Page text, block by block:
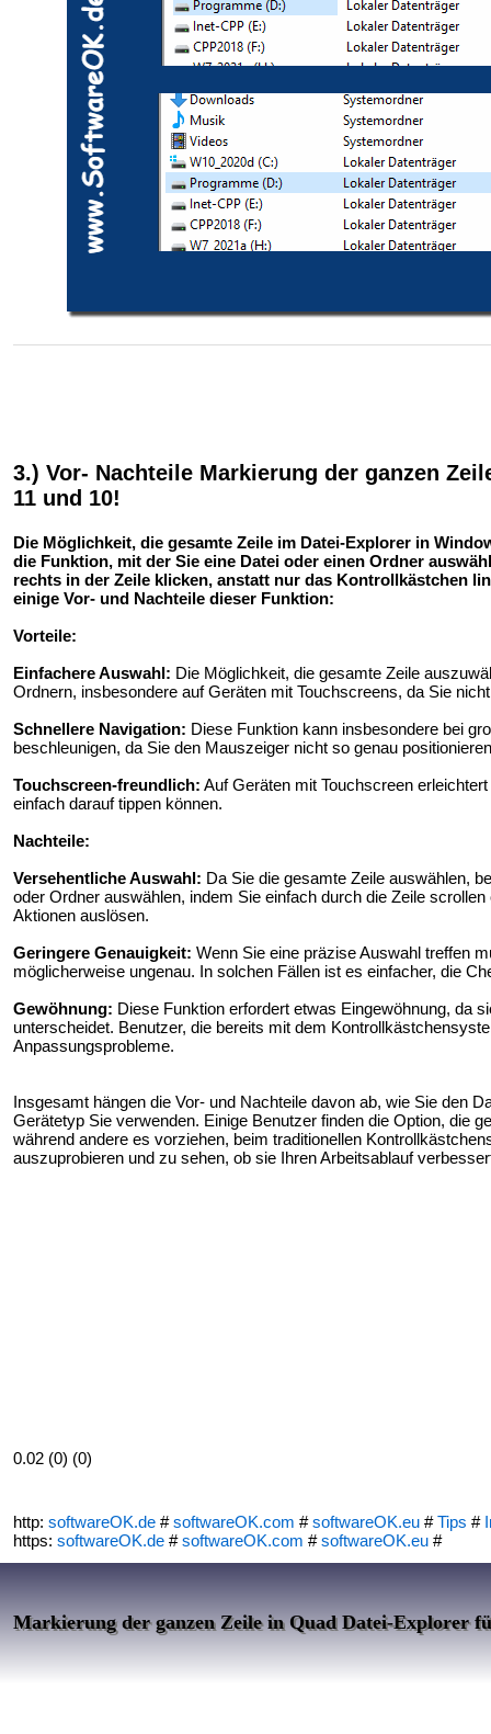
3.) Vor- Nachteile Markierung der ganzen
11 und 10!
Die Möglichkeit, die gesamte Zeile im Datei-Explorer in
die Funktion, mit der Sie eine Datei oder einen Ordner
rechts in der Zeile klicken, anstatt nur das Kontrollkästchen
einige Vor- und Nachteile dieser Funktion:
Vorteile:
Einfachere Auswahl: Die Möglichkeit, die gesamte Zeile
Ordnern, insbesondere auf Geräten mit Touchscreens, da Sie
Schnellere Navigation: Diese Funktion kann insbesondere bei
beschleunigen, da Sie den Mauszeiger nicht so genau
Touchscreen-freundlich: Auf Geräten mit Touchscreen
einfach darauf tippen können.
Nachteile:
Versehentliche Auswahl: Da Sie die gesamte Zeile auswählen,
oder Ordner auswählen, indem Sie einfach durch die Zeile
Aktionen auslösen.
Geringere Genauigkeit: Wenn Sie eine präzise Auswahl treffen
möglicherweise ungenau. In solchen Fällen ist es einfacher, die
Gewöhnung: Diese Funktion erfordert etwas Eingewöhnung, da
unterscheidet. Benutzer, die bereits mit dem
Anpassungsprobleme.
Insgesamt hängen die Vor- und Nachteile davon ab, wie Sie den
Gerätetyp Sie verwenden. Einige Benutzer finden die Option, die
während andere es vorziehen, beim traditionellen
auszuprobieren und zu sehen, ob sie Ihren Arbeitsablauf
0.02 (0) (0)
http: softwareOK.de #softwareOK.com #softwareOK.eu #Tips #
https: softwareOK.de #softwareOK.com #softwareOK.eu #
Markierung der ganzen Zeile in Quad Datei-Explorer